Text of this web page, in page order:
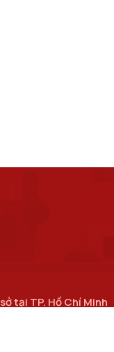
tại TP. Hồ Chí Minh